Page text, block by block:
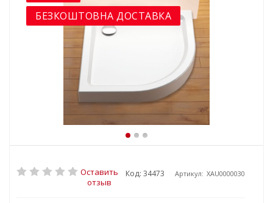
БЕЗКОШТОВНА ДОСТАВКА
Оставить
отзыв
Код: 34473 Артикул: XАU0000030